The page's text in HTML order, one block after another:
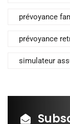
prévoyance
prévoyance
simulateur